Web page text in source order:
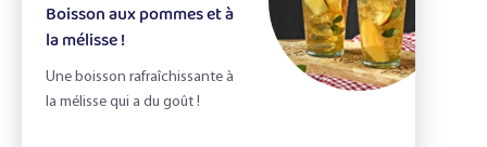
Boisson aux pommes et à
la mélisse !
Une boisson rafraîchissante à
la mélisse qui a du goût !